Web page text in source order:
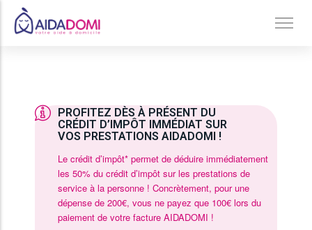
Jardinage & Bricolage
Aide aux personnes âgées
Accompagnement du handicap
Téléassistance
PROFITEZ DÈS À PRÉSENT DU
CRÉDIT D’IMPÔT IMMÉDIAT SUR
VOS PRESTATIONS AIDADOMI !
Le crédit d’impôt* permet de déduire immédiatement
les 50% du crédit d’impôt sur les prestations de
service à la personne ! Concrètement, pour une
dépense de 200€, vous ne payez que 100€ lors du
paiement de votre facture AIDADOMI !